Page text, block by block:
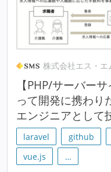
株式会社エス・エ
【PHP/サーバー
って開発に携わ
エンジニアとして
laravel github
vue.js
…